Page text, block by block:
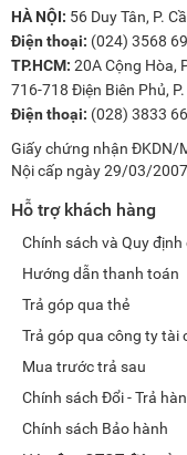
HÀ NỘI: 56 Duy Tân, P.
Điện thoại: (024) 3568
TP.HCM: 20A Cộng Hòa,
716-718 Điện Biên Phủ,
Điện thoại: (028) 3833
Giấy chứng nhận ĐKDN/
Nội cấp ngày 29/03/
Hỗ trợ khách hàng
Chính sách và Quy định
Hướng dẫn thanh toán
Trả góp qua thẻ
Trả góp qua công ty tài
Mua trước trả sau
Chính sách Đổi - Trả
Chính sách Bảo hành